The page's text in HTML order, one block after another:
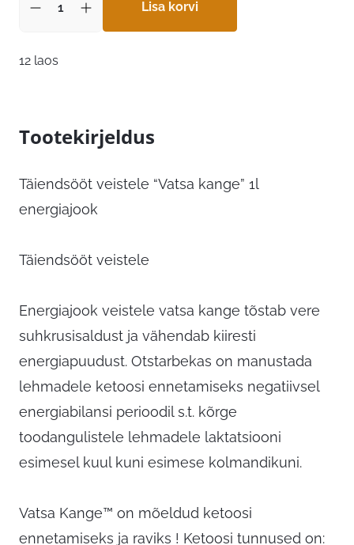
Lisa korvi
12 laos
Tootekirjeldus
Täiendsööt veistele “Vatsa kange” 1l
energiajook
Täiendsööt veistele
Energiajook veistele vatsa kange tõstab vere
suhkrusisaldust ja vähendab kiiresti
energiapuudust. Otstarbekas on manustada
lehmadele ketoosi ennetamiseks negatiivsel
energiabilansi perioodil s.t. kõrge
toodangulistele lehmadele laktatsiooni
esimesel kuul kuni esimese kolmandikuni.
Vatsa Kange™ on mõeldud ketoosi
ennetamiseks ja raviks ! Ketoosi tunnused on: